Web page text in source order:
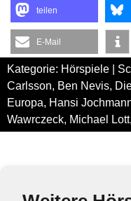
teilen
E-Mail
Kategorie: Hörspiele |
Carlsson, Ben Nevis,
Europa, Hansi
Wawrczeck, Michael Lott,